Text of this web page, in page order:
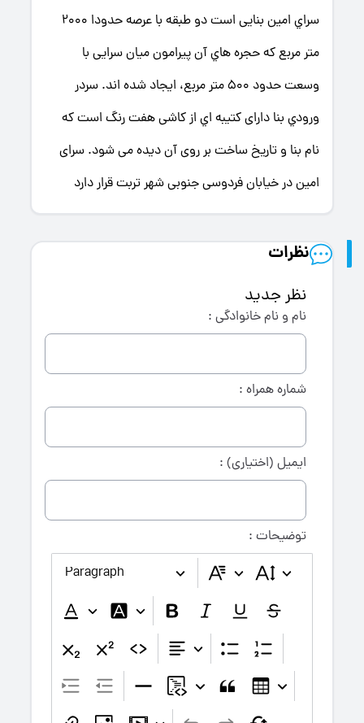
سراي امین بنایی است دو طبقه با عرصه حدودا 2000
متر مربع که حجره هاي آن پیرامون میان سرایی با
وسعت حدود 500 متر مربع، ایجاد شده اند. سردر
ورودي بنا دارای کتیبه اي از کاشی هفت رنگ است که
نام بنا و تاریخ ساخت بر روی آن دیده می شود. سرای
امین در خیابان فردوسی جنوبی شهر تربت قرار دارد
نظرات
نظر جدید
نام و نام خانوادگی :
شماره همراه :
ایمیل (اختیاری) :
توضیحات :
Paragraph